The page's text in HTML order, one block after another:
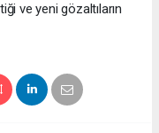
ve yeni gözaltıların